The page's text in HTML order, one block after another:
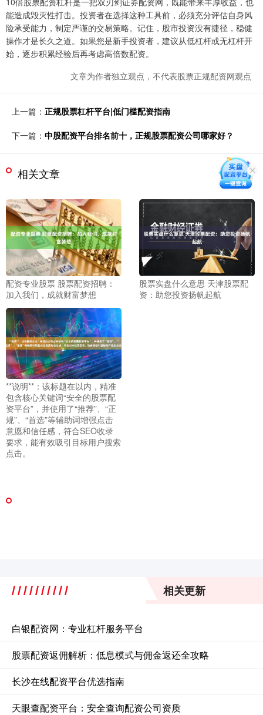
能造成毁灭性打击。投资者在选择这种工具前，必须充分评估自身风
险承受能力，制定严谨的交易策略。记住，股市投资没有捷径，稳健
操作才是长久之道。如果您是新手投资者，建议从低杠杆或无杠杆开
始，逐步积累经验后再考虑高倍数配资。
文章为作者独立观点，不代表股票正规配资网观点
上一篇： 正规股票杠杆平台|低门槛配资指南
下一篇： 中股配资平台排名前十，正规股票配资公司哪家好？
相关文章
配资专业股票 股票配资招聘：
加入我们，成就财富梦想
股票实盘什么意思 天津股票配
资：助您投资扬帆起航
**说明**：该标题在以内，精准
包含核心关键词“安全的股票配
资平台”，并使用了“推荐”、“正
规”、“首选”等辅助词增强点击
意愿和信任感，符合SEO收录
要求，能有效吸引目标用户搜索
点击。
相关更新
白银配资网：专业杠杆服务平台
股票配资返佣解析：低息模式与佣金返还全攻略
长沙在线配资平台优选指南
天眼查配资平台：安全查询配资公司资质